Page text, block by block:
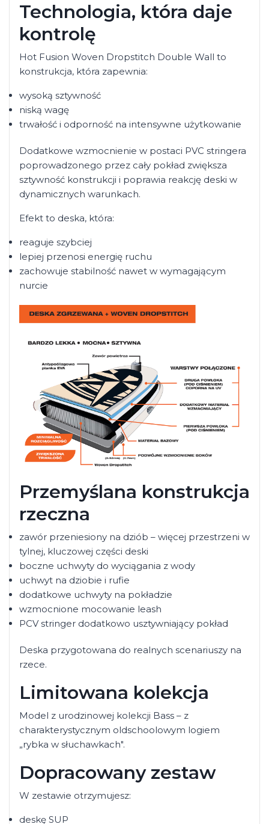
Technologia, która daje
kontrolę
Hot Fusion Woven Dropstitch Double Wall to
konstrukcja, która zapewnia:
wysoką sztywność
niską wagę
trwałość i odporność na intensywne użytkowanie
Dodatkowe wzmocnienie w postaci PVC stringera
poprowadzonego przez cały pokład zwiększa
sztywność konstrukcji i poprawia reakcję deski w
dynamicznych warunkach.
Efekt to deska, która:
reaguje szybciej
lepiej przenosi energię ruchu
zachowuje stabilność nawet w wymagającym
nurcie
Przemyślana konstrukcja
rzeczna
zawór przeniesiony na dziób – więcej przestrzeni w
tylnej, kluczowej części deski
boczne uchwyty do wyciągania z wody
uchwyt na dziobie i rufie
dodatkowe uchwyty na pokładzie
wzmocnione mocowanie leash
PCV stringer dodatkowo usztywniający pokład
Deska przygotowana do realnych scenariuszy na
rzece.
Limitowana kolekcja
Model z urodzinowej kolekcji Bass – z
charakterystycznym oldschoolowym logiem
„rybka w słuchawkach".
Dopracowany zestaw
W zestawie otrzymujesz:
deskę SUP